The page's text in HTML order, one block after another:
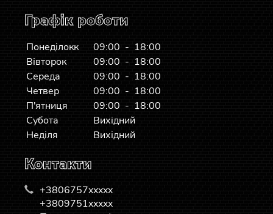
Графік роботи
Понеділокк
09:00 - 18:00
Вівторок
09:00 - 18:00
Середа
09:00 - 18:00
Четвер
09:00 - 18:00
П'ятниця
09:00 - 18:00
Субота
Вихідний
Неділя
Вихідний
Контакти
+3806757xxxxx
+3809751xxxxx